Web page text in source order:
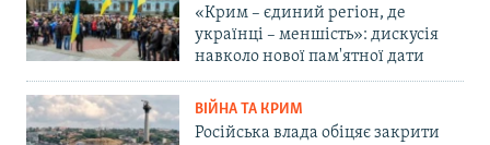
«Крим – єдиний регіон, де
українці – меншість»: дискусія
навколо нової пам'ятної дати
ВІЙНА ТА КРИМ
Російська влада обіцяє закрити